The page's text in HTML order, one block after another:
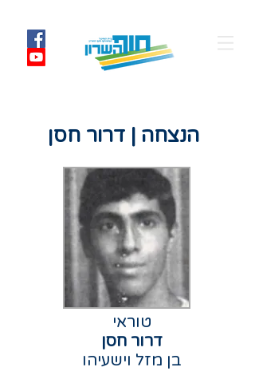
הנצחה | דרור חסן
טוראי
דרור חסן
בן מזל וישעיהו